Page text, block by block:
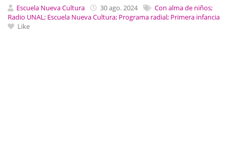
Escuela Nueva Cultura 30 ago. 2024
Con alma de niños;
Radio UNAL; Escuela Nueva Cultura; Programa radial; Primera infancia
Like